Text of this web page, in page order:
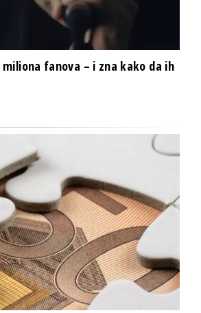
miliona fanova – i zna kako da ih